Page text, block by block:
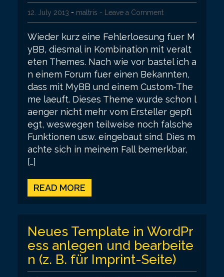
12. July 2013 - maltris - Leave a Comment
Wieder kurz eine Fehlerloesung fuer M
yBB, diesmal in Kombination mit veralt
eten Themes. Nach wie vor bastel ich a
n einem Forum fuer einen Bekannten,
dass mit MyBB und einem Custom-The
me laeuft. Dieses Theme wurde schon l
aenger nicht mehr vom Ersteller gepfl
egt, weswegen teilweise noch falsche
Funktionen usw. eingebaut sind. Dies m
achte sich in meinem Fall bemerkbar,
[…]
READ MORE
Neues Template in WordPr
ess anlegen und bearbeite
n (z. B. für Imprint-Seite)